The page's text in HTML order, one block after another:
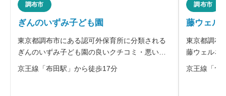
※本名や誤解される名前の使用はご遠慮ください。
調布市
ぎんのいずみ子ども園
東京都調布市にある認可外保育所に分類される
ぎんのいずみ子ども園の良いクチコミ・悪いク
チコミを合わせて評判をご紹介します。シュタ
イナー教育を取り入れた子ども園です。むかし
京王線「布田駅」から徒歩17分
調布市
藤ウェル
東京都調布
藤ウェルネ
コミを合わ
「子どもは
京王線「つ